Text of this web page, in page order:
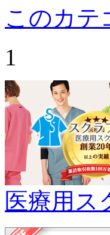
このカテ
1
医療用ス